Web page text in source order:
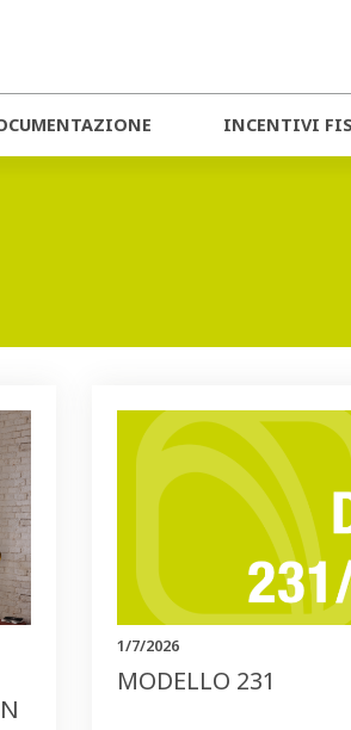
INCENTIVI
1/7/2026
MODELLO 231